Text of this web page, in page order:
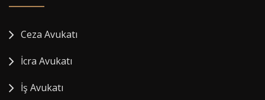
Ceza Avukatı
İcra Avukatı
İş Avukatı